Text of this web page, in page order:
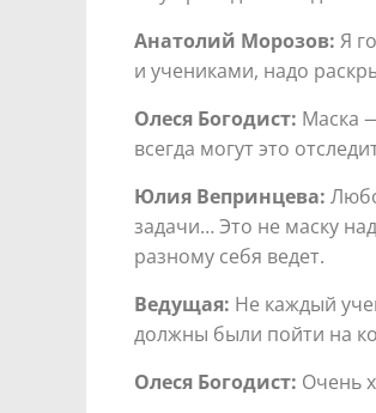
Анатолий Морозов: Я
и учениками, надо
Олеся Богодист: Маска
всегда могут это
Юлия Вепринцева:
задачи… Это не маску
разному себя ведет.
Ведущая: Не каждый
должны были пойти на
Олеся Богодист: Очень